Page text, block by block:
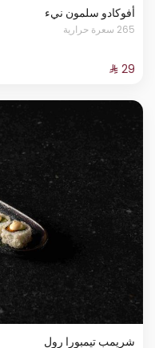
أفوكادو سلمون نيء
265 سعرة حرارية
شريمب تيمبورا رول